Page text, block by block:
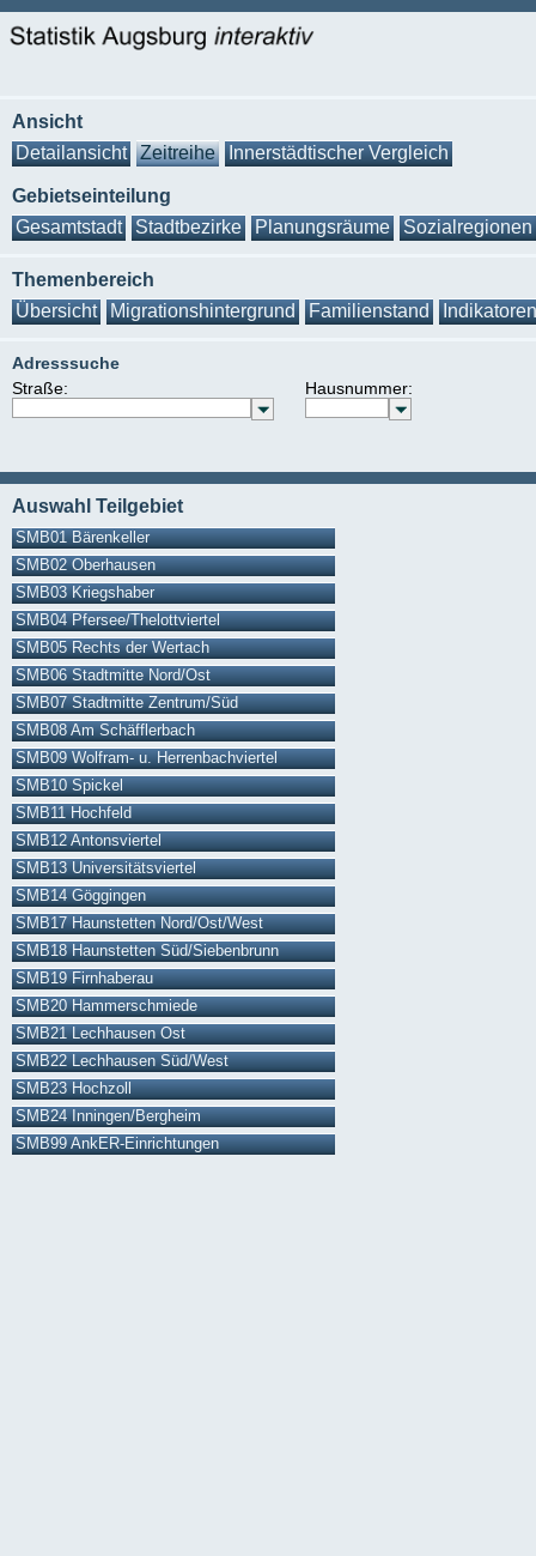
Ansicht
Detailansicht
Zeitreihe Innerstädtischer Vergleich
Gebietseinteilung
Gesamtstadt
Stadtbezirke Planungsräume Sozialregionen
Themenbereich
Übersicht
Migrationshintergrund Familienstand Indikatoren
Adresssuche
Straße:
Hausnummer:
Auswahl Teilgebiet
SMB01 Bärenkeller
SMB02 Oberhausen
SMB03 Kriegshaber
SMB04 Pfersee/Thelottviertel
SMB05 Rechts der Wertach
SMB06 Stadtmitte Nord/Ost
SMB07 Stadtmitte Zentrum/Süd
SMB08 Am Schäfflerbach
SMB09 Wolfram- u. Herrenbachviertel
SMB10 Spickel
SMB11 Hochfeld
SMB12 Antonsviertel
SMB13 Universitätsviertel
SMB14 Göggingen
SMB17 Haunstetten Nord/Ost/West
SMB18 Haunstetten Süd/Siebenbrunn
SMB19 Firnhaberau
SMB20 Hammerschmiede
SMB21 Lechhausen Ost
SMB22 Lechhausen Süd/West
SMB23 Hochzoll
SMB24 Inningen/Bergheim
SMB99 AnkER-Einrichtungen